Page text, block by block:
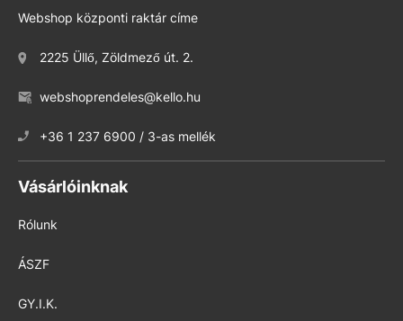
Webshop központi raktár címe
2225 Üllő, Zöldmező út. 2.
webshoprendeles@kello.hu
+36 1 237 6900 / 3-as mellék
Vásárlóinknak
Rólunk
ÁSZF
GY.I.K.